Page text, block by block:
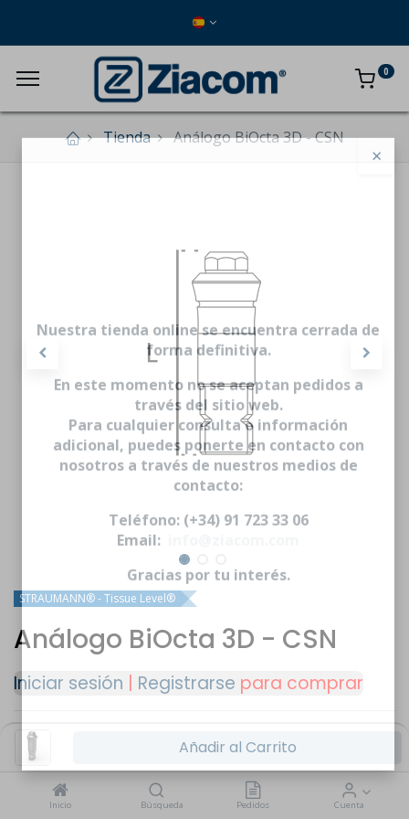
Añadir al Carrito
Inicio Búsqueda Pedidos Cuenta
0
Tienda Análogo BiOcta 3D - CSN
STRAUMANN® - Tissue Level®
Análogo BiOcta 3D - CSN
Iniciar sesión Registrarse para comprar
CONSULTAR MÁS
×
Nuestra tienda online se encuentra cerrada de
forma definitiva.
En este momento no se aceptan pedidos a
través del sitio web.
Para cualquier consulta o información
adicional, puedes ponerte en contacto con
nosotros a través de nuestros medios de
contacto:
Teléfono: (+34) 91 723 33 06
Email:
info@ziacom.com
Gracias por tu interés.